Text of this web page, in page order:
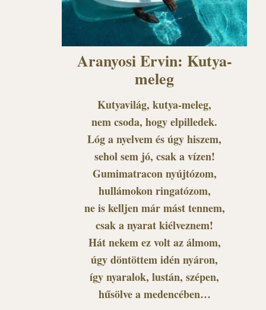
Aranyosi Ervin: Kutya-
meleg
Kutyavilág, kutya-meleg,
nem csoda, hogy elpilledek.
Lóg a nyelvem és úgy hiszem,
sehol sem jó, csak a vízen!
Gumimatracon nyújtózom,
hullámokon ringatózom,
ne is kelljen már mást tennem,
csak a nyarat kiélveznem!
Hát nekem ez volt az álmom,
úgy döntöttem idén nyáron,
így nyaralok, lustán, szépen,
hűsölve a medencében…